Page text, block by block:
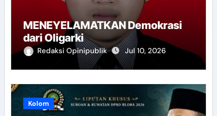
MENEYELAMATKAN Demokrasi
dari Oligarki
Redaksi Opinipublik Jul 10, 2026
Kolom